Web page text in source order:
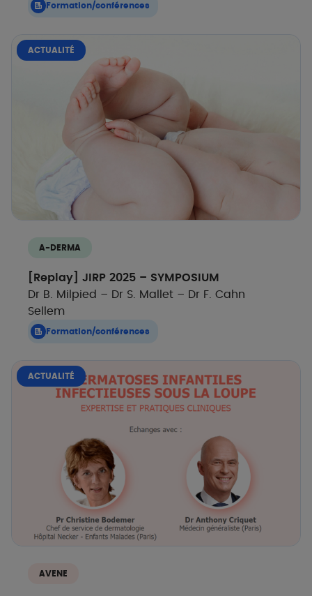
Formation/conférences
ACTUALITÉ
A-DERMA
[Replay] JIRP 2025 – SYMPOSIUM ​
Dr B. Milpied – Dr S. Mallet – Dr F. Cahn
Sellem
Formation/conférences
ACTUALITÉ
AVENE